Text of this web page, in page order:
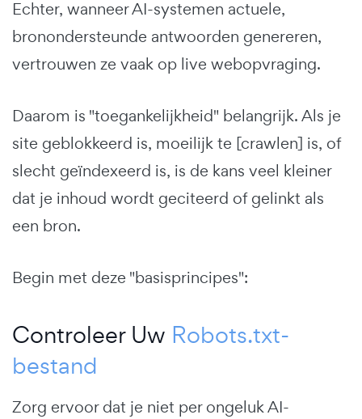
Echter, wanneer AI-systemen actuele,
bronondersteunde antwoorden genereren,
vertrouwen ze vaak op live webopvraging.
Daarom is "toegankelijkheid" belangrijk. Als je
site geblokkeerd is, moeilijk te [crawlen] is, of
slecht geïndexeerd is, is de kans veel kleiner
dat je inhoud wordt geciteerd of gelinkt als
een bron.
Begin met deze "basisprincipes":
Controleer Uw Robots.txt-
bestand
Zorg ervoor dat je niet per ongeluk AI-